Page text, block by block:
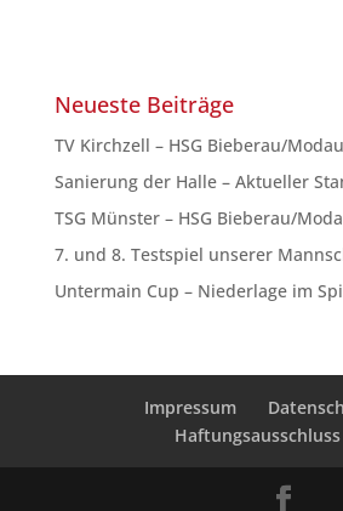
Neueste Beiträge
TV Kirchzell – HSG Bieberau/
Sanierung der Halle – Aktueller
TSG Münster – HSG Bieberau/
7. und 8. Testspiel unserer
Untermain Cup – Niederlage im
Impressum
Haftungsausschluss